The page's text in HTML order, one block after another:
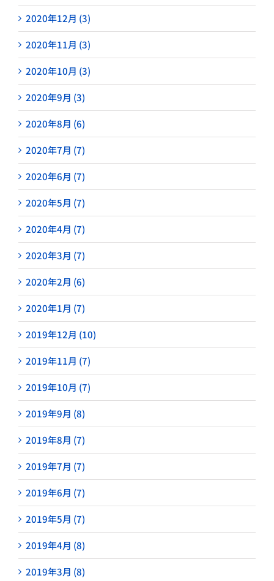
2020年12月 (3)
2020年11月 (3)
2020年10月 (3)
2020年9月 (3)
2020年8月 (6)
2020年7月 (7)
2020年6月 (7)
2020年5月 (7)
2020年4月 (7)
2020年3月 (7)
2020年2月 (6)
2020年1月 (7)
2019年12月 (10)
2019年11月 (7)
2019年10月 (7)
2019年9月 (8)
2019年8月 (7)
2019年7月 (7)
2019年6月 (7)
2019年5月 (7)
2019年4月 (8)
2019年3月 (8)